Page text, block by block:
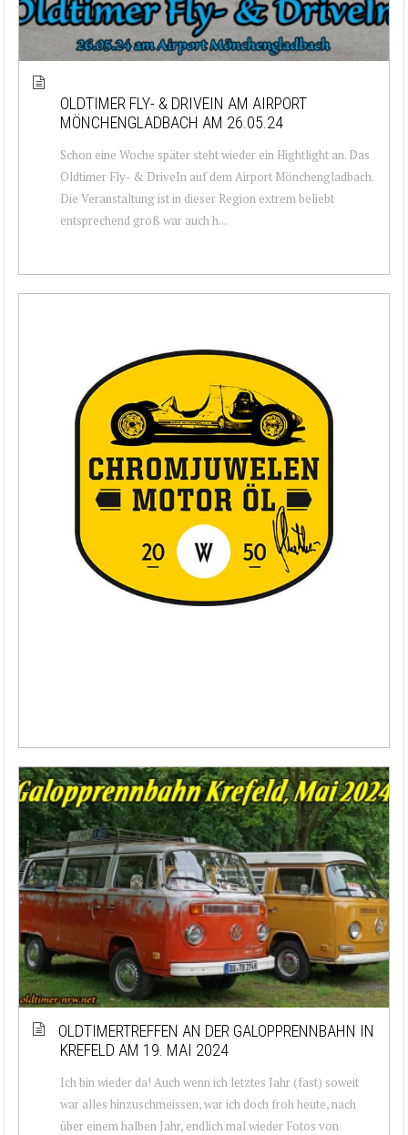
OLDTIMER FLY- & DRIVEIN AM AIRPORT
MÖNCHENGLADBACH AM 26.05.24
Schon eine Woche später steht wieder ein Hightlight an. Das
Oldtimer Fly- & DriveIn auf dem Airport Mönchengladbach.
Die Veranstaltung ist in dieser Region extrem beliebt
entsprechend groß war auch h...
OLDTIMERTREFFEN AN DER GALOPPRENNBAHN IN
KREFELD AM 19. MAI 2024
Ich bin wieder da! Auch wenn ich letztes Jahr (fast) soweit
war alles hinzuschmeissen, war ich doch froh heute, nach
über einem halben Jahr, endlich mal wieder Fotos von